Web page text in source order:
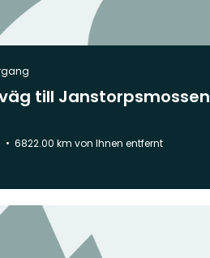
till Janstorpsmossen
6822.00 km von Ihnen entfernt